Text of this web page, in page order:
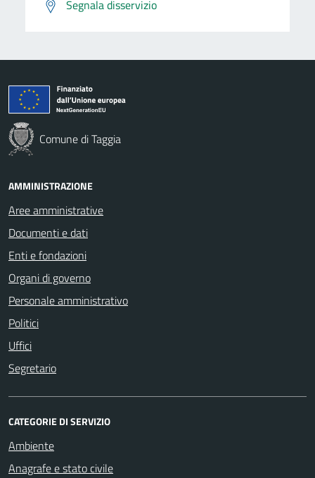
Segnala disservizio
Comune di Taggia
AMMINISTRAZIONE
Aree amministrative
Documenti e dati
Enti e fondazioni
Organi di governo
Personale amministrativo
Politici
Uffici
Segretario
CATEGORIE DI SERVIZIO
Ambiente
Anagrafe e stato civile